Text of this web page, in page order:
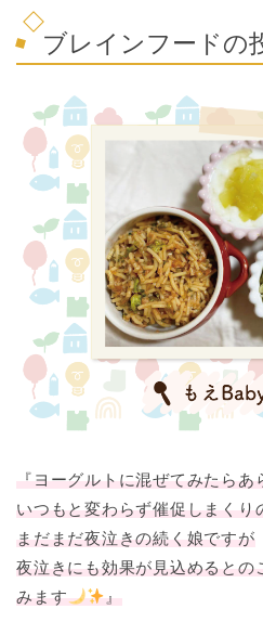
ブレインフードの
『ヨーグルトに混ぜてみたらあ
いつもと変わらず催促しまく
まだまだ夜泣きの続く娘ですが
夜泣きにも効果が見込めるとの
みます
』